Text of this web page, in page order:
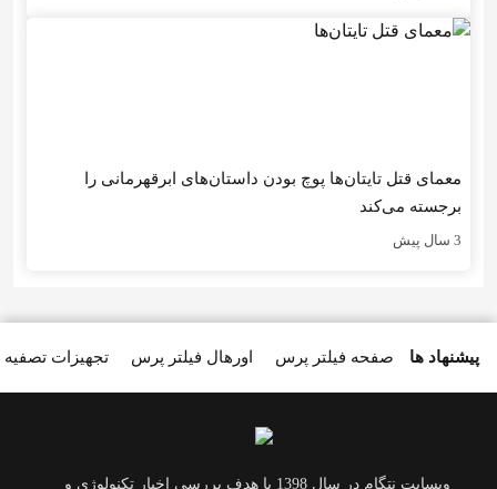
معمای قتل تایتان‌ها پوچ بودن داستان‌های ابرقهرمانی را
برجسته می‌کند
3 سال پیش
پیشنهاد ها تجهیزات اورهال فیلتر پرس صفحه فیلتر پرس
وبسایت نتگام در سال 1398 با هدف بررسی اخبار تکنولوژی و